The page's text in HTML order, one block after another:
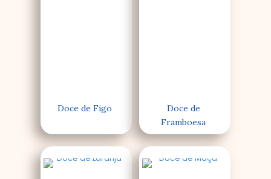
Doce de Figo
Doce de
Framboesa